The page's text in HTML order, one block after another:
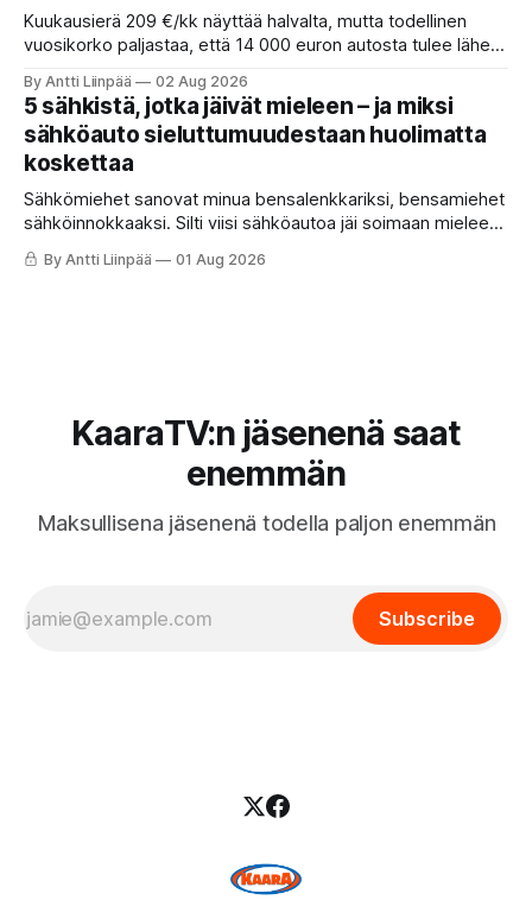
Kuukausierä 209 €/kk näyttää halvalta, mutta todellinen
vuosikorko paljastaa, että 14 000 euron autosta tulee lähes
ja säästät tuhansia. Yksi korkokatto-fakta, jonka moni
ymmärtää väärin.
By Antti Liinpää 02 Aug 2026
5 sähkistä, jotka jäivät mieleen – ja miksi
sähköauto sieluttumuudestaan huolimatta
koskettaa
Sähkömiehet sanovat minua bensalenkkariksi, bensamiehet
sähköinnokkaaksi. Silti viisi sähköautoa jäi soimaan mieleen.
hinta oli 32 000 euroa. Ja yksi antoi sen harvinaisimman:
By Antti Liinpää 01 Aug 2026
KaaraTV:n jäsenenä saat
enemmän
Maksullisena jäsenenä todella paljon enemmän
Subscribe